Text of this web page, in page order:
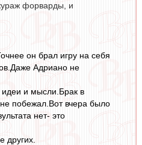
форварды, и
он брал игру на себя
Адриано не
идеи и мысли.Брак в
не побежал.Вот вчера было
нет- это
других.